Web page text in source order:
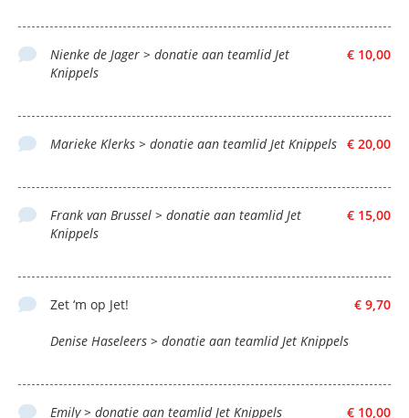
€ 10,00
Nienke de Jager > donatie aan teamlid Jet
Knippels
€ 20,00
Marieke Klerks > donatie aan teamlid Jet Knippels
€ 15,00
Frank van Brussel > donatie aan teamlid Jet
Knippels
€ 9,70
Zet ‘m op Jet!
Denise Haseleers > donatie aan teamlid Jet Knippels
€ 10,00
Emily > donatie aan teamlid Jet Knippels